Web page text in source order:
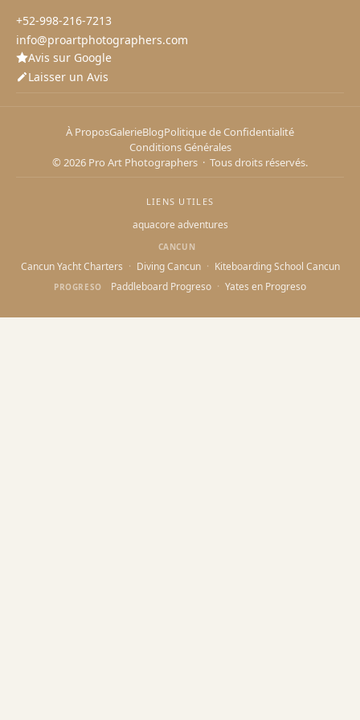
+52-998-216-7213
info@proartphotographers.com
Avis sur Google
Laisser un Avis
À ProposGalerieBlogPolitique de Confidentialité
Conditions Générales
© 2026 Pro Art Photographers · Tous droits réservés.
LIENS UTILES
aquacore adventures
CANCUN
Cancun Yacht Charters · Diving Cancun · Kiteboarding School Cancun
PROGRESO Paddleboard Progreso · Yates en Progreso